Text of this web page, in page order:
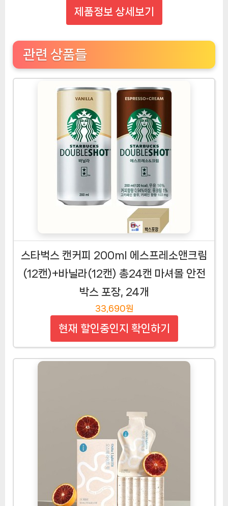
제품정보 상세보기
관련 상품들
스타벅스 캔커피 200ml 에스프레소앤크림
(12캔)+바닐라(12캔) 총24캔 마셔몰 안전
박스 포장, 24개
33,690원
현재 할인중인지 확인하기